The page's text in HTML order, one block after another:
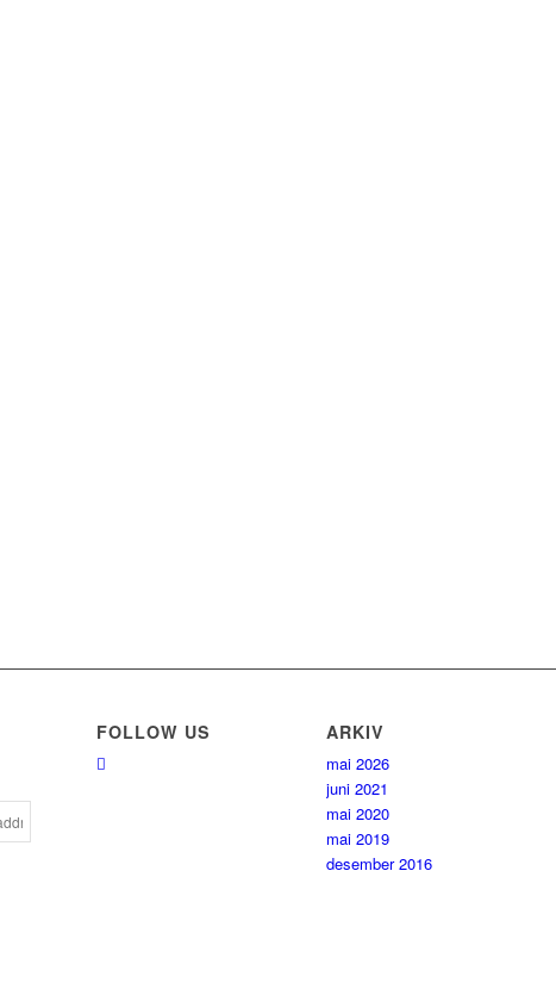
FOLLOW US ARKIV
mai 2026
juni 2021
mai 2020
mai 2019
desember 2016